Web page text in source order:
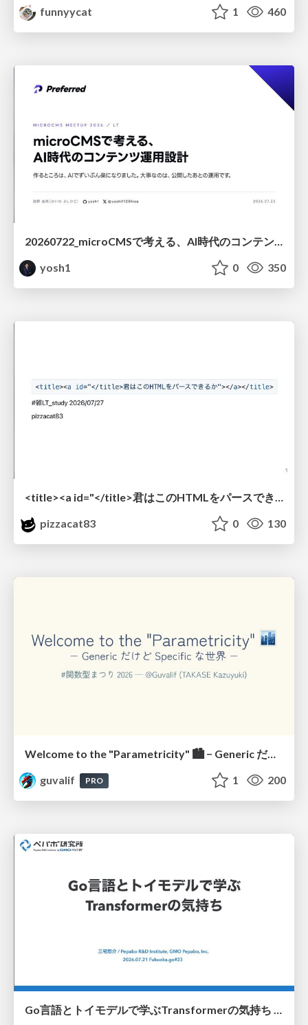
funnyycat 1 460
20260722_microCMSで考える、AI時代のコンテンツ運用設計
yosh1
0 350
<title><a id="</title>君はこのHTMLをパースできるか"></a></title> #雑LT_study
pizzacat83
0 130
Welcome to the "Parametricity" 🏙️ − Generic だけど Specific な世界 −
guvalif
PRO 1 200
Go言語とトイモデルで学ぶTransformerの気持ち / fukuokago23-transformer